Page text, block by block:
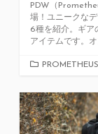
PDW（
場！ユニークな
6種を紹介。ギア
アイテムです。
カ
ゴ
リ
ー